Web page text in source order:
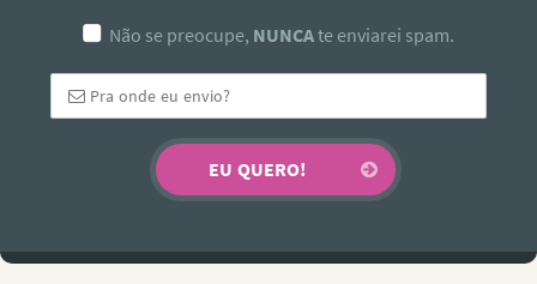
Não se preocupe, NUNCAte enviarei spam.